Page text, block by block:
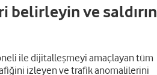
ve saldırın
ile dijitalleşmeyi amaçlayan tüm
izleyen ve trafik anomalilerini